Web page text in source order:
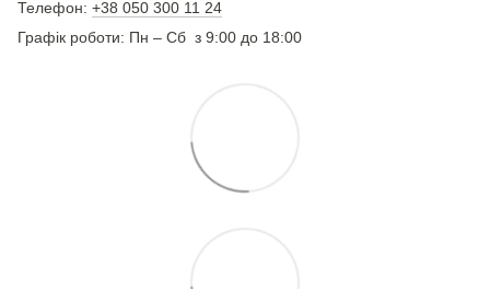
Телефон: +38 050 300 11 24
Графік роботи: Пн – Сб з 9:00 до 18:00